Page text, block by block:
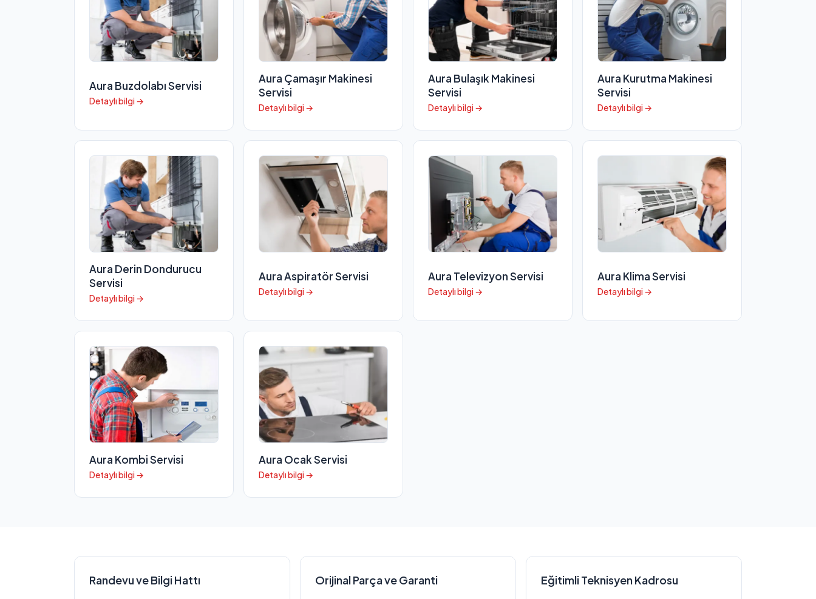
Aura Buzdolabı Servisi
Detaylı bilgi →
Aura Çamaşır Makinesi
Servisi
Detaylı bilgi →
Aura Bulaşık Makinesi
Servisi
Detaylı bilgi →
Aura Kurutma Makinesi
Servisi
Detaylı bilgi →
Aura Derin Dondurucu
Servisi
Detaylı bilgi →
Aura Aspiratör Servisi
Detaylı bilgi →
Aura Televizyon Servisi
Detaylı bilgi →
Aura Klima Servisi
Detaylı bilgi →
Aura Kombi Servisi
Detaylı bilgi →
Aura Ocak Servisi
Detaylı bilgi →
Randevu ve Bilgi Hattı Orijinal Parça ve Garanti Eğitimli Teknisyen Kadrosu